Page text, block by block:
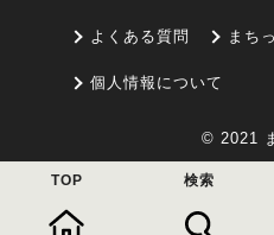
よくある質問 まち
個人情報について
© 2021
TOP 検索